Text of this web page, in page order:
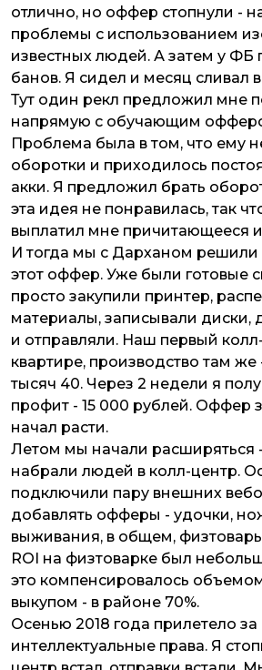
отлично, но оффер стопнули -
проблемы с использованием
известных людей. А затем у ФБ
банов. Я сидел и месяц сливал
Тут один рекл предложил мне
напрямую с обучающим
Проблема была в том, что ему
оборотки и приходилось
акки. Я предложил брать
эта идея не понравилась, так
выплатил мне причитающееся
И тогда мы с Дарханом решили
этот оффер. Уже были готовые
просто закупили принтер,
материалы, записывали диски,
и отправляли. Наш первый
квартире, производство там
тысяч 40. Через 2 недели я
профит - 15 000 рублей. Оффер
начал расти.
Летом мы начали расширяться
набрали людей в колл-центр.
подключили пару внешних
добавлять офферы - удочки,
выживания, в общем,
ROI на физтоварке был
это компенсировалось
выкупом - в районе 70%.
Осенью 2018 года прилетело за
интеллектуальные права. Я